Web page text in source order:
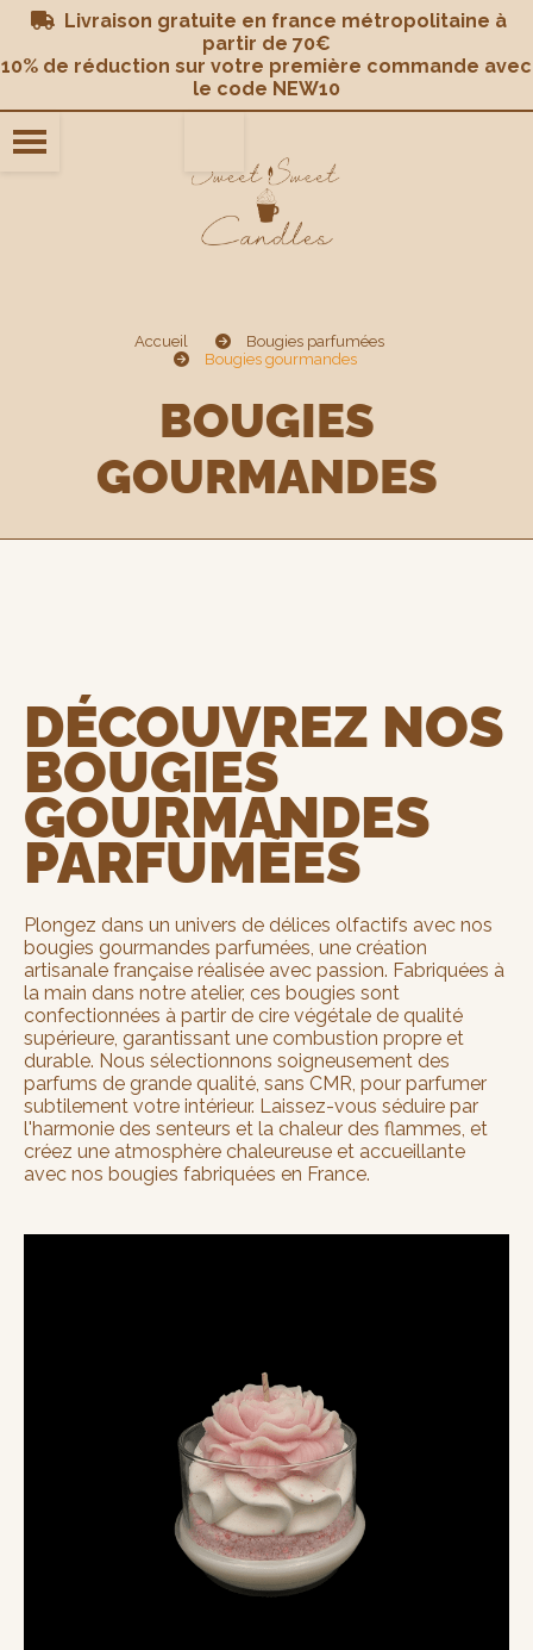
 Livraison gratuite en france métropolitaine à
partir de 70€
10% de réduction sur votre première commande avec
le code NEW10
Accueil
Bougies parfumées
Bougies gourmandes
BOUGIES
GOURMANDES
DÉCOUVREZ NOS
BOUGIES
GOURMANDES
PARFUMÉES
Plongez dans un univers de délices olfactifs avec nos
bougies gourmandes parfumées, une création
artisanale française réalisée avec passion. Fabriquées à
la main dans notre atelier, ces bougies sont
confectionnées à partir de cire végétale de qualité
supérieure, garantissant une combustion propre et
durable. Nous sélectionnons soigneusement des
parfums de grande qualité, sans CMR, pour parfumer
subtilement votre intérieur. Laissez-vous séduire par
l'harmonie des senteurs et la chaleur des flammes, et
créez une atmosphère chaleureuse et accueillante
avec nos bougies fabriquées en France.
Panneau de gestion des cookies